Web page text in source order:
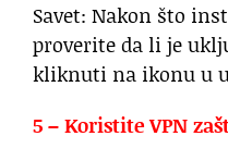
Savet: Nakon što
proverite da li je
kliknuti na ikonu u
5 – Koristite VPN